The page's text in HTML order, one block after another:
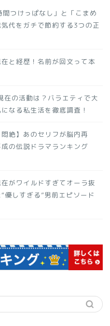
間つけっぱなし」と「こまめ
代をガチで節約する3つの正
と経歴！名前が回文って本
在の活動は？バラエティで大
なる私生活を徹底調査！
絶】あのセリフが脳内再
の伝説ドラマランキング
がワイルドすぎてオーラ抜
優しすぎる”男前エピソード